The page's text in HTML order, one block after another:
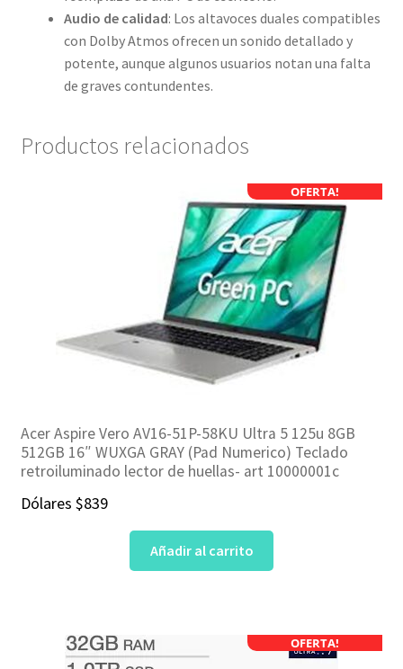
Audio de calidad: Los altavoces duales compatibles
con Dolby Atmos ofrecen un sonido detallado y
potente, aunque algunos usuarios notan una falta
de graves contundentes.
Productos relacionados
OFERTA!
Acer Aspire Vero AV16-51P-58KU Ultra 5 125u 8GB
512GB 16″ WUXGA GRAY (Pad Numerico) Teclado
retroiluminado lector de huellas- art 10000001c
Dólares $839
Añadir al carrito
OFERTA!